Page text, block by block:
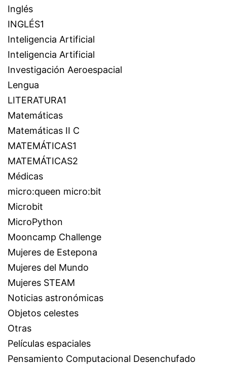
Inglés
INGLÉS1
Inteligencia Artificial
Inteligencia Artificial
Investigación Aeroespacial
Lengua
LITERATURA1
Matemáticas
Matemáticas II C
MATEMÁTICAS1
MATEMÁTICAS2
Médicas
micro:queen micro:bit
Microbit
MicroPython
Mooncamp Challenge
Mujeres de Estepona
Mujeres del Mundo
Mujeres STEAM
Noticias astronómicas
Objetos celestes
Otras
Películas espaciales
Pensamiento Computacional Desenchufado